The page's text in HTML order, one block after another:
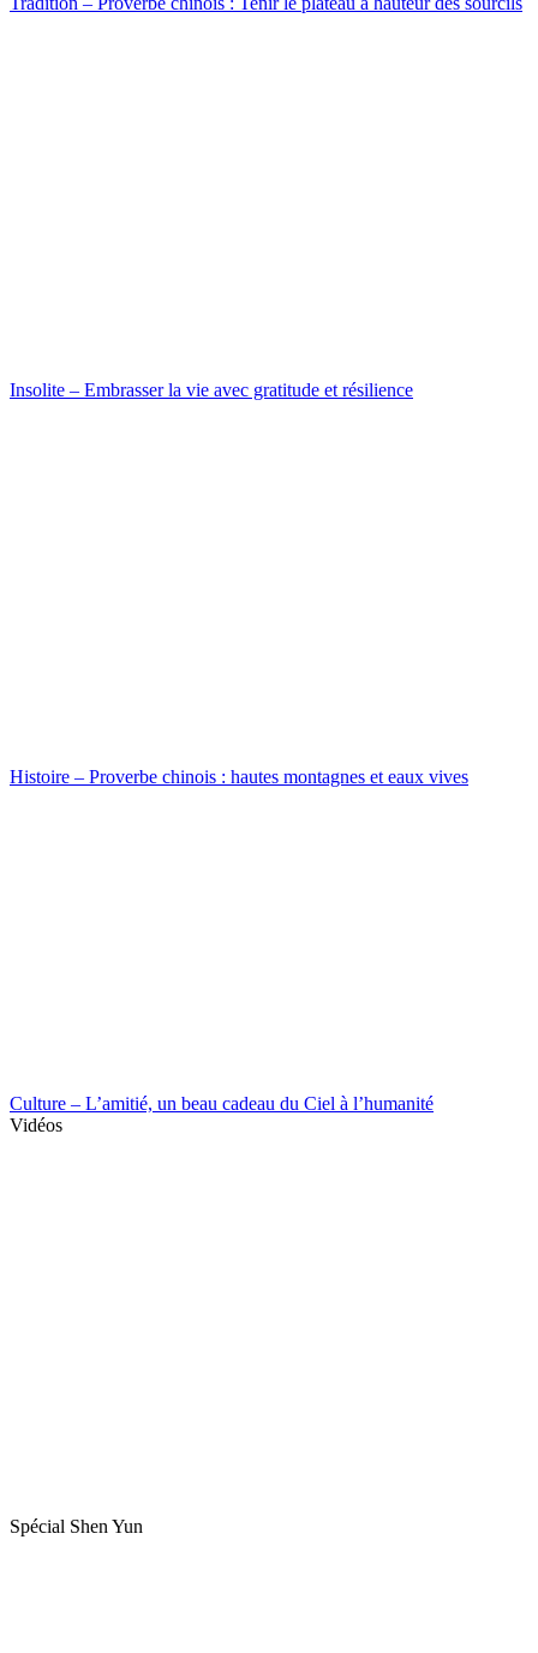
Insolite – Embrasser la vie avec gratitude et résilience
Histoire – Proverbe chinois : hautes montagnes et eaux vives
Culture – L’amitié, un beau cadeau du Ciel à l’humanité
Vidéos
Spécial Shen Yun